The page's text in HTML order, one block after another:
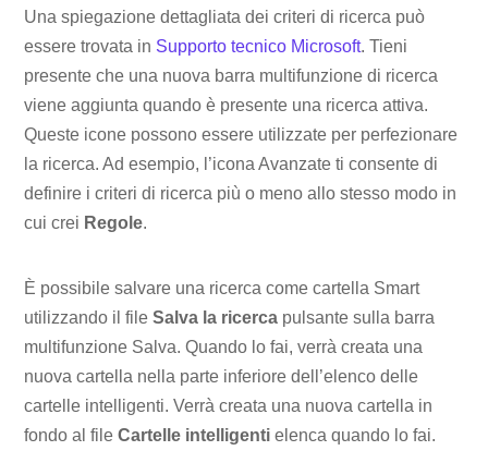
Una spiegazione dettagliata dei criteri di ricerca può
essere trovata in Supporto tecnico Microsoft. Tieni
presente che una nuova barra multifunzione di ricerca
viene aggiunta quando è presente una ricerca attiva.
Queste icone possono essere utilizzate per perfezionare
la ricerca. Ad esempio, l’icona Avanzate ti consente di
definire i criteri di ricerca più o meno allo stesso modo in
cui crei Regole.
È possibile salvare una ricerca come cartella Smart
utilizzando il fileSalva la ricerca pulsante sulla barra
multifunzione Salva. Quando lo fai, verrà creata una
nuova cartella nella parte inferiore dell’elenco delle
cartelle intelligenti. Verrà creata una nuova cartella in
fondo al fileCartelle intelligenti elenca quando lo fai.